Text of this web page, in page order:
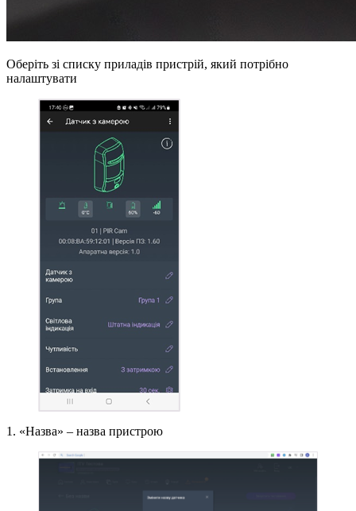
Оберіть зі списку приладів пристрій, який потрібно
налаштувати
1. «Назва» – назва пристрою